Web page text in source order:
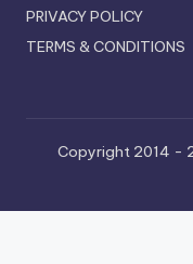
PRIVACY POLICY
TERMS & CONDITIONS
Copyright 2014 -